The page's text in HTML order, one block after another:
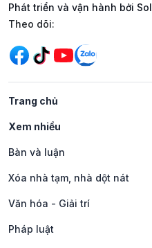
Phát triển và vận hành bởi
Mạng xã hội
Theo dõi:
Trang chủ
Xem nhiều
Bàn và luận
Xóa nhà tạm, nhà dột nát
Văn hóa - Giải trí
Pháp luật